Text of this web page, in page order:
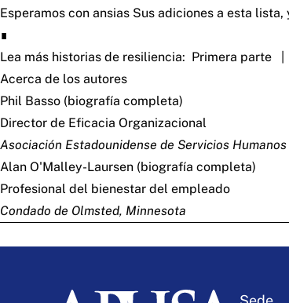
Esperamos con ansias Sus adiciones a esta lista,
∎
Lea más historias de resiliencia: Primera parte
Acerca de los autores
Phil Basso (biografía completa)
Director de Eficacia Organizacional
Asociación Estadounidense de Servicios
Alan O'Malley-Laursen (biografía completa)
Profesional del bienestar del empleado
Condado de Olmsted, Minnesota